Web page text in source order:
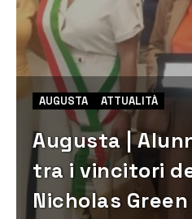
AUGUSTA ATTUALITÀ
Augusta |
tra i vincitori
Nicholas Green